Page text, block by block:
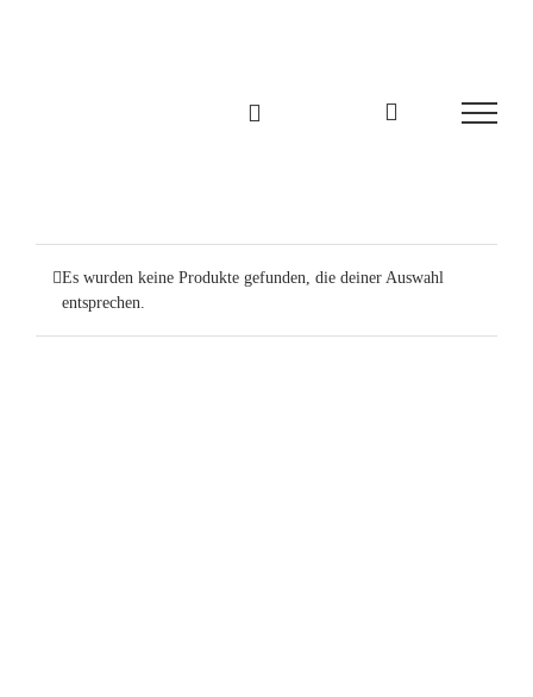
Es wurden keine Produkte gefunden, die deiner Auswahl
entsprechen.